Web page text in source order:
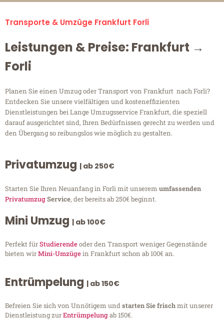
Transporte & Umzüge Frankfurt Forli
Leistungen & Preise: Frankfurt →
Forli
Planen Sie einen Umzug oder Transport von Frankfurt nach Forli?
Entdecken Sie unsere vielfältigen und kosteneffizienten
Dienstleistungen bei Lange Umzugsservice Frankfurt, die speziell
darauf ausgerichtet sind, Ihren Bedürfnissen gerecht zu werden und
den Übergang so reibungslos wie möglich zu gestalten.
Privatumzug | ab 250€
Starten Sie Ihren Neuanfang in Forli mit unserem umfassenden
PrivatumzugService, der bereits ab 250€ beginnt.
Mini Umzug | ab 100€
Perfekt fürStudierendeoder den Transport weniger Gegenstände
bieten wirMini-Umzügein Frankfurt schon ab 100€ an.
Entrümpelung | ab 150€
Befreien Sie sich von Unnötigem undstarten Sie frischmit unserer
Dienstleistung zurEntrümpelungab 150€.